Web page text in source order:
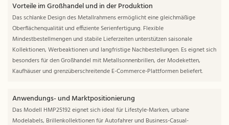
Vorteile im Großhandel und in der Produktion
Das schlanke Design des Metallrahmens ermöglicht eine gleichmäßige
Oberflächenqualität und effiziente Serienfertigung. Flexible
Mindestbestellmengen und stabile Lieferzeiten unterstützen saisonale
Kollektionen, Werbeaktionen und langfristige Nachbestellungen. Es eignet sich
besonders für den Großhandel mit Metallsonnenbrillen, der Modeketten,
Kaufhäuser und grenzüberschreitende E-Commerce-Plattformen beliefert.
Anwendungs- und Marktpositionierung
Das Modell HMP25192 eignet sich ideal für Lifestyle-Marken, urbane
Modelabels, Brillenkollektionen für Autofahrer und Business-Casual-